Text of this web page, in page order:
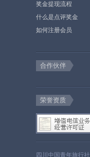
奖金提现流程
什么是点评奖金
如何注册会员
合作伙伴
荣誉资质
四川中国青年旅行社